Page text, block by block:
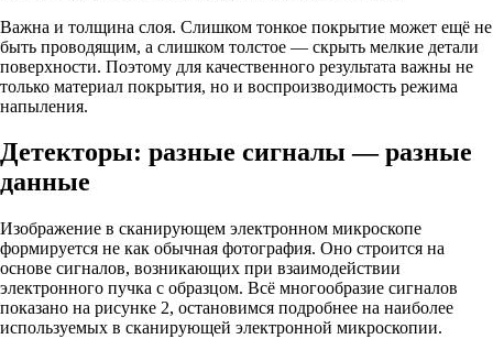
Важна и толщина слоя. Слишком тонкое покрытие может ещё не
быть проводящим, а слишком толстое — скрыть мелкие детали
поверхности. Поэтому для качественного результата важны не
только материал покрытия, но и воспроизводимость режима
напыления.
Детекторы: разные сигналы — разные
данные
Изображение в сканирующем электронном микроскопе
формируется не как обычная фотография. Оно строится на
основе сигналов, возникающих при взаимодействии
электронного пучка с образцом. Всё многообразие сигналов
показано на рисунке 2, остановимся подробнее на наиболее
используемых в сканирующей электронной микроскопии.